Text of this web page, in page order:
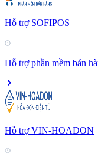
Hỗ trợ SOFIPOS
Hỗ trợ phần mềm bán
Hỗ trợ VIN-HOADON